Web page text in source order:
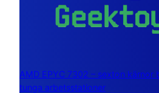
AMD EPYC 7302 – sexton
tunga arbetsstationer